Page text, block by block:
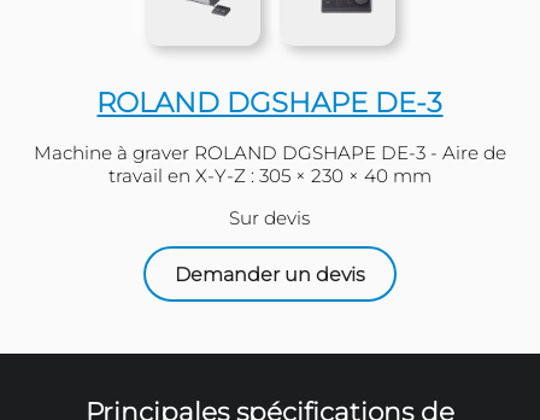
ROLAND DGSHAPE
Machine à graver ROLAND DGSHAPE DE-3